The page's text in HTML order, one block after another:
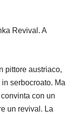
Revival. A
pittore austriaco,
serbocroato. Ma
con un
un revival. La